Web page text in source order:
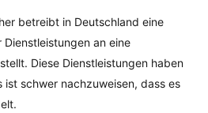
betreibt in Deutschland eine
Dienstleistungen an eine
Diese Dienstleistungen haben
schwer nachzuweisen, dass es